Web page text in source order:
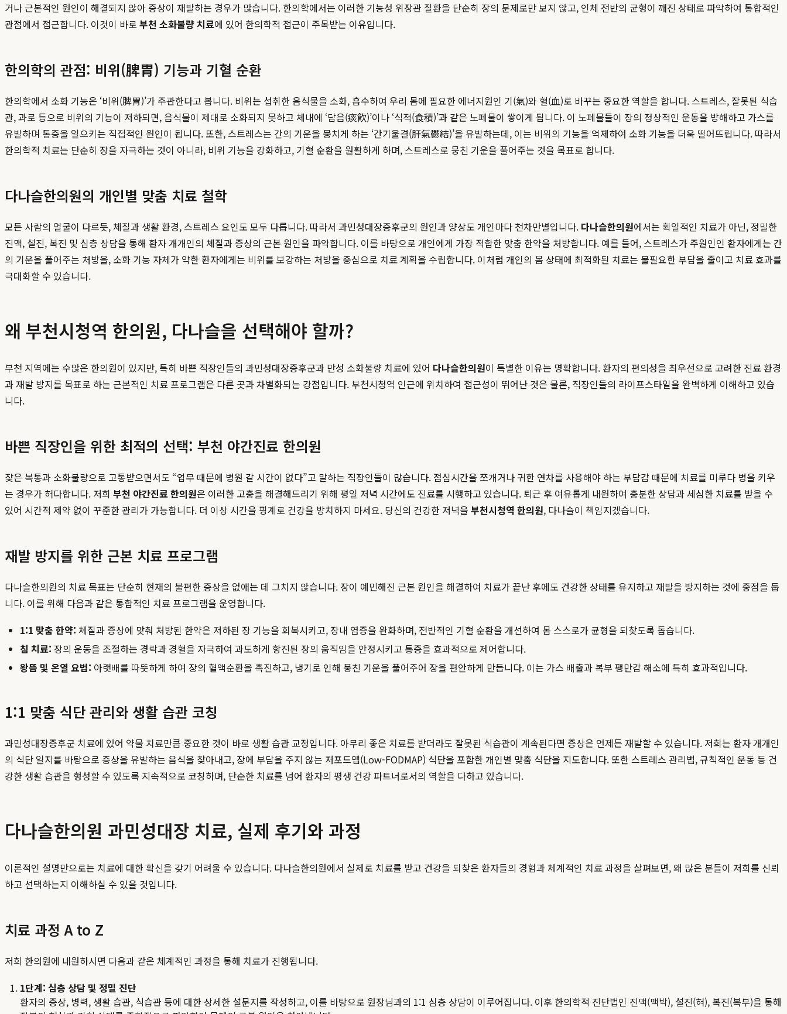
거나 근본적인 원인이 해결되지 않아 증상이 재발하는 경우가 많습니다. 한의학에서는 이러한 기능성 위장관 질환을 단순히 장의 문제로만 보지 않고, 인체 전반의 균형이 깨진 상태로 파악하여 통합적인
관점에서 접근합니다. 이것이 바로 부천 소화불량 치료에 있어 한의학적 접근이 주목받는 이유입니다.
한의학의 관점: 비위(脾胃) 기능과 기혈 순환
한의학에서 소화 기능은 ‘비위(脾胃)’가 주관한다고 봅니다. 비위는 섭취한 음식물을 소화, 흡수하여 우리 몸에 필요한 에너지원인 기(氣)와 혈(血)로 바꾸는 중요한 역할을 합니다. 스트레스, 잘못된 식습
관, 과로 등으로 비위의 기능이 저하되면, 음식물이 제대로 소화되지 못하고 체내에 ‘담음(痰飮)’이나 ‘식적(食積)’과 같은 노폐물이 쌓이게 됩니다. 이 노폐물들이 장의 정상적인 운동을 방해하고 가스를
유발하며 통증을 일으키는 직접적인 원인이 됩니다. 또한, 스트레스는 간의 기운을 뭉치게 하는 ‘간기울결(肝氣鬱結)’을 유발하는데, 이는 비위의 기능을 억제하여 소화 기능을 더욱 떨어뜨립니다. 따라서
한의학적 치료는 단순히 장을 자극하는 것이 아니라, 비위 기능을 강화하고, 기혈 순환을 원활하게 하며, 스트레스로 뭉친 기운을 풀어주는 것을 목표로 합니다.
다나슬한의원의 개인별 맞춤 치료 철학
모든 사람의 얼굴이 다르듯, 체질과 생활 환경, 스트레스 요인도 모두 다릅니다. 따라서 과민성대장증후군의 원인과 양상도 개인마다 천차만별입니다. 다나슬한의원에서는 획일적인 치료가 아닌, 정밀한
진맥, 설진, 복진 및 심층 상담을 통해 환자 개개인의 체질과 증상의 근본 원인을 파악합니다. 이를 바탕으로 개인에게 가장 적합한 맞춤 한약을 처방합니다. 예를 들어, 스트레스가 주원인인 환자에게는 간
의 기운을 풀어주는 처방을, 소화 기능 자체가 약한 환자에게는 비위를 보강하는 처방을 중심으로 치료 계획을 수립합니다. 이처럼 개인의 몸 상태에 최적화된 치료는 불필요한 부담을 줄이고 치료 효과를
극대화할 수 있습니다.
왜 부천시청역 한의원, 다나슬을 선택해야 할까?
부천 지역에는 수많은 한의원이 있지만, 특히 바쁜 직장인들의 과민성대장증후군과 만성 소화불량 치료에 있어 다나슬한의원이 특별한 이유는 명확합니다. 환자의 편의성을 최우선으로 고려한 진료 환경
과 재발 방지를 목표로 하는 근본적인 치료 프로그램은 다른 곳과 차별화되는 강점입니다. 부천시청역 인근에 위치하여 접근성이 뛰어난 것은 물론, 직장인들의 라이프스타일을 완벽하게 이해하고 있습
니다.
바쁜 직장인을 위한 최적의 선택: 부천 야간진료 한의원
잦은 복통과 소화불량으로 고통받으면서도 “업무 때문에 병원 갈 시간이 없다”고 말하는 직장인들이 많습니다. 점심시간을 쪼개거나 귀한 연차를 사용해야 하는 부담감 때문에 치료를 미루다 병을 키우
는 경우가 허다합니다. 저희 부천 야간진료 한의원은 이러한 고충을 해결해드리기 위해 평일 저녁 시간에도 진료를 시행하고 있습니다. 퇴근 후 여유롭게 내원하여 충분한 상담과 세심한 치료를 받을 수
있어 시간적 제약 없이 꾸준한 관리가 가능합니다. 더 이상 시간을 핑계로 건강을 방치하지 마세요. 당신의 건강한 저녁을 부천시청역 한의원, 다나슬이 책임지겠습니다.
재발 방지를 위한 근본 치료 프로그램
다나슬한의원의 치료 목표는 단순히 현재의 불편한 증상을 없애는 데 그치지 않습니다. 장이 예민해진 근본 원인을 해결하여 치료가 끝난 후에도 건강한 상태를 유지하고 재발을 방지하는 것에 중점을 둡
니다. 이를 위해 다음과 같은 통합적인 치료 프로그램을 운영합니다.
1:1 맞춤 한약: 체질과 증상에 맞춰 처방된 한약은 저하된 장 기능을 회복시키고, 장내 염증을 완화하며, 전반적인 기혈 순환을 개선하여 몸 스스로가 균형을 되찾도록 돕습니다.
침 치료: 장의 운동을 조절하는 경락과 경혈을 자극하여 과도하게 항진된 장의 움직임을 안정시키고 통증을 효과적으로 제어합니다.
왕뜸 및 온열 요법: 아랫배를 따뜻하게 하여 장의 혈액순환을 촉진하고, 냉기로 인해 뭉친 기운을 풀어주어 장을 편안하게 만듭니다. 이는 가스 배출과 복부 팽만감 해소에 특히 효과적입니다.
1:1 맞춤 식단 관리와 생활 습관 코칭
과민성대장증후군 치료에 있어 약물 치료만큼 중요한 것이 바로 생활 습관 교정입니다. 아무리 좋은 치료를 받더라도 잘못된 식습관이 계속된다면 증상은 언제든 재발할 수 있습니다. 저희는 환자 개개인
의 식단 일지를 바탕으로 증상을 유발하는 음식을 찾아내고, 장에 부담을 주지 않는 저포드맵(Low-FODMAP) 식단을 포함한 개인별 맞춤 식단을 지도합니다. 또한 스트레스 관리법, 규칙적인 운동 등 건
강한 생활 습관을 형성할 수 있도록 지속적으로 코칭하며, 단순한 치료를 넘어 환자의 평생 건강 파트너로서의 역할을 다하고 있습니다.
다나슬한의원 과민성대장 치료, 실제 후기와 과정
이론적인 설명만으로는 치료에 대한 확신을 갖기 어려울 수 있습니다. 다나슬한의원에서 실제로 치료를 받고 건강을 되찾은 환자들의 경험과 체계적인 치료 과정을 살펴보면, 왜 많은 분들이 저희를 신뢰
하고 선택하는지 이해하실 수 있을 것입니다.
치료 과정 A to Z
저희 한의원에 내원하시면 다음과 같은 체계적인 과정을 통해 치료가 진행됩니다.
1단계: 심층 상담 및 정밀 진단
환자의 증상, 병력, 생활 습관, 식습관 등에 대한 상세한 설문지를 작성하고, 이를 바탕으로 원장님과의 1:1 심층 상담이 이루어집니다. 이후 한의학적 진단법인 진맥(맥박), 설진(혀), 복진(복부)을 통해